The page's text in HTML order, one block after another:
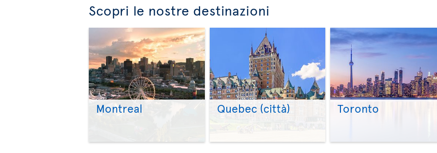
Scopri le nostre destinazioni
Montreal Quebec (città) Toronto